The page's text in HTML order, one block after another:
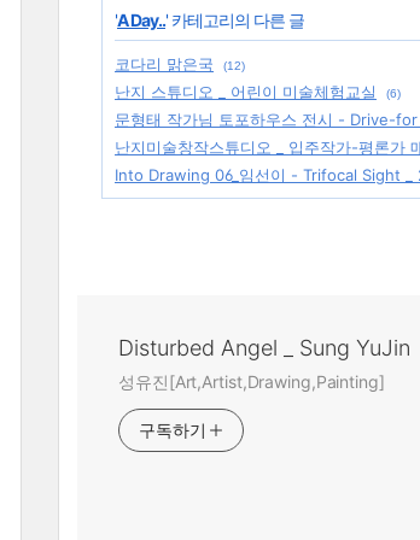
'A Day..' 카테고리의 다른 글
코다리 맑은국 (12)
난지 스튜디오 _ 어린이 미술체험교실 (6)
문형태 작가님 토포하우스 전시 - Drive-
난지미술창작스튜디오 _ 입주작가-평론가
Into Drawing 06_임선이 - Trifocal Sight
Disturbed Angel _ Sung YuJin
성유진[Art,Artist,Drawing,Painting]
구독하기